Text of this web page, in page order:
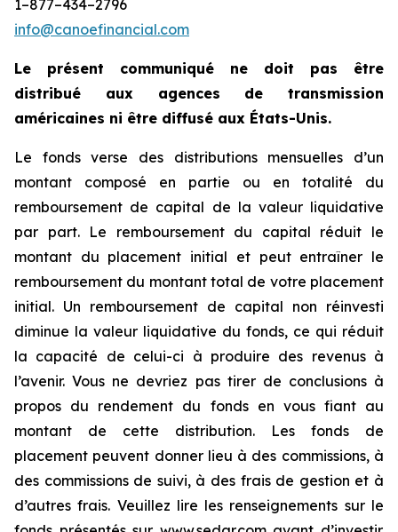
1–877–434–2796
info@canoefinancial.com
Le présent communiqué ne doit pas être
distribué aux agences de transmission
américaines ni être diffusé aux États-Unis.
Le fonds verse des distributions mensuelles d’un
montant composé en partie ou en totalité du
remboursement de capital de la valeur liquidative
par part. Le remboursement du capital réduit le
montant du placement initial et peut entraîner le
remboursement du montant total de votre placement
initial. Un remboursement de capital non réinvesti
diminue la valeur liquidative du fonds, ce qui réduit
la capacité de celui-ci à produire des revenus à
l’avenir. Vous ne devriez pas tirer de conclusions à
propos du rendement du fonds en vous fiant au
montant de cette distribution. Les fonds de
placement peuvent donner lieu à des commissions, à
des commissions de suivi, à des frais de gestion et à
d’autres frais. Veuillez lire les renseignements sur le